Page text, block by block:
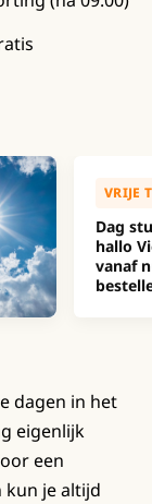
VRIJE
Dag
hallo
vanaf
dagen in het
eigenlijk
een
kun je altijd